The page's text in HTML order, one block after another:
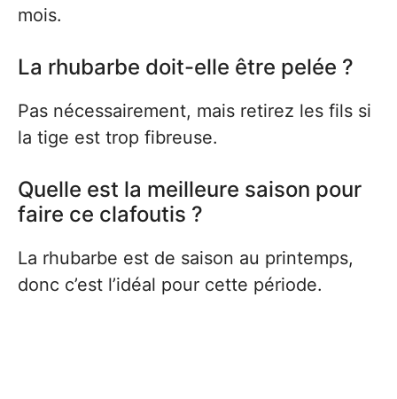
mois.
La rhubarbe doit-elle être pelée ?
Pas nécessairement, mais retirez les fils si
la tige est trop fibreuse.
Quelle est la meilleure saison pour
faire ce clafoutis ?
La rhubarbe est de saison au printemps,
donc c’est l’idéal pour cette période.